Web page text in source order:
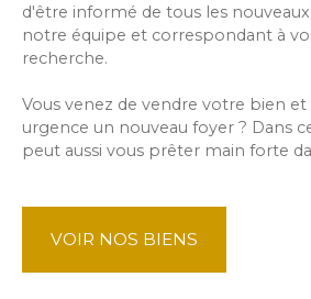
d'être informé de tous les
notre équipe et correspondant à
recherche.
Vous venez de vendre votre bien
urgence un nouveau foyer ? Dans
peut aussi vous prêter main forte
VOIR NOS BIENS